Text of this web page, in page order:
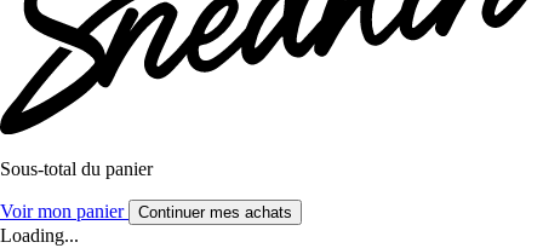
Sous-total du panier
Voir mon panier Continuer mes achats
Loading...